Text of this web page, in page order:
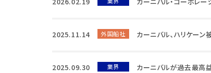
2025.11.14 外国船社 カーニバル、ハリケー
2025.09.30 業界 カーニバルが過去最高